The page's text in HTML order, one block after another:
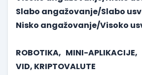
Slabo angažovanje/Slabo
Nisko angažovanje/Visoko
ROBOTIKA, MINI-APLIKACIJE,
VID, KRIPTOVALUTE